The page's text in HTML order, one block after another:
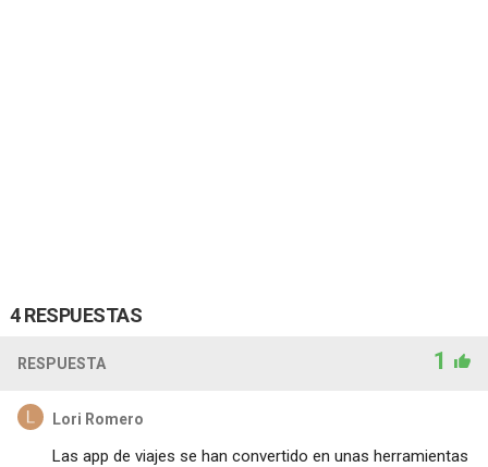
4 RESPUESTAS
RESPUESTA 1
Lori Romero
Las app de viajes se han convertido en unas herramientas